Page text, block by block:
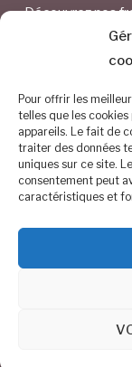
Pour offrir les
telles que les
appareils. Le fait de
traiter des données
uniques sur ce site.
consentement peut
caractéristiques et
Découvrez nos
Chemin